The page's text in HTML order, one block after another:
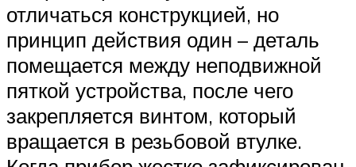
отличаться конструкцией, но
принцип действия один – деталь
помещается между неподвижной
пяткой устройства, после чего
закрепляется винтом, который
вращается в резьбовой втулке.